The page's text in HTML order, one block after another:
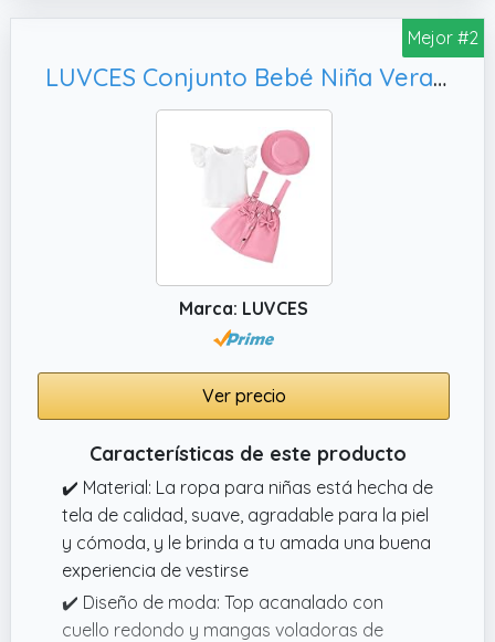
ideal para actividades al aire libre, reuniones
cumpleaños o para el uso diario, y es
perfecto para ocasiones informales.
✔️ Un cárdigan liso con volantes, un lindo lazo
en la cintura y estampado de mariposas, un
vestido con estampado floral o un vestido a
cuadros: la opción perfecta para el verano.
Mejor #2
LUVCES Conjunto Bebé Niña Verano Manga Corta con Volant Acanalados Top+ Falda con Tirantes con Lazo Vestido + Sombrero 3Pcs Elegante Ropa de Verano 3Pcs Rosa 18-24 Meses
Marca: LUVCES
Ver precio
Características de este producto
✔️ Material: La ropa para niñas está hecha de
tela de calidad, suave, agradable para la piel
y cómoda, y le brinda a tu amada una buena
experiencia de vestirse
✔️ Diseño de moda: Top acanalado con
cuello redondo y mangas voladoras de